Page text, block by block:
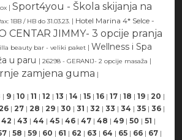
| Sport4you - Škola skijanja na
1BB / HB do 31.03.23. | Hotel Marina 4* Selce -
CENTAR JIMMY- 3 opcije pranja
beauty bar - veliki paket | Wellness i Spa
u paru | 26298 - GERANIJ- 2 opcije masaža |
zamjena guma |
| 9 | 10 | 11 | 12 | 13 | 14 | 15 | 16 | 17 | 18 | 19 | 20 |
| 27 | 28 | 29 | 30 | 31 | 32 | 33 | 34 | 35 | 36 |
42 | 43 | 44 | 45 | 46 | 47 | 48 | 49 | 50 | 51 |
| 58 | 59 | 60 | 61 | 62 | 63 | 64 | 65 | 66 | 67 |